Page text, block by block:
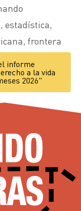
, estadística,
, frontera
informe
a la vida
2026"